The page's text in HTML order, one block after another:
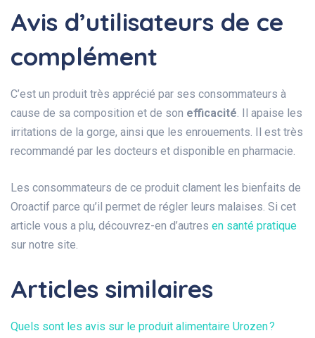
Avis d’utilisateurs de ce
complément
C’est un produit très apprécié par ses consommateurs à
cause de sa composition et de son efficacité. Il apaise les
irritations de la gorge, ainsi que les enrouements. Il est très
recommandé par les docteurs et disponible en pharmacie.
Les consommateurs de ce produit clament les bienfaits de
Oroactif parce qu’il permet de régler leurs malaises. Si cet
article vous a plu, découvrez-en d’autres en santé pratique
sur notre site.
Articles similaires
Quels sont les avis sur le produit alimentaire Urozen ?